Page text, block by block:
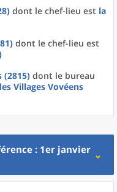
dont le chef-lieu est la
dont le chef-lieu est
(2815) dont le bureau
Villages Vovéens
: 1er janvier